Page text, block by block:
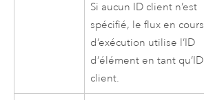
Si aucun ID client n’est
spécifié, le flux en cours
d’exécution utilise l’ID
d’élément en tant qu’ID
client.